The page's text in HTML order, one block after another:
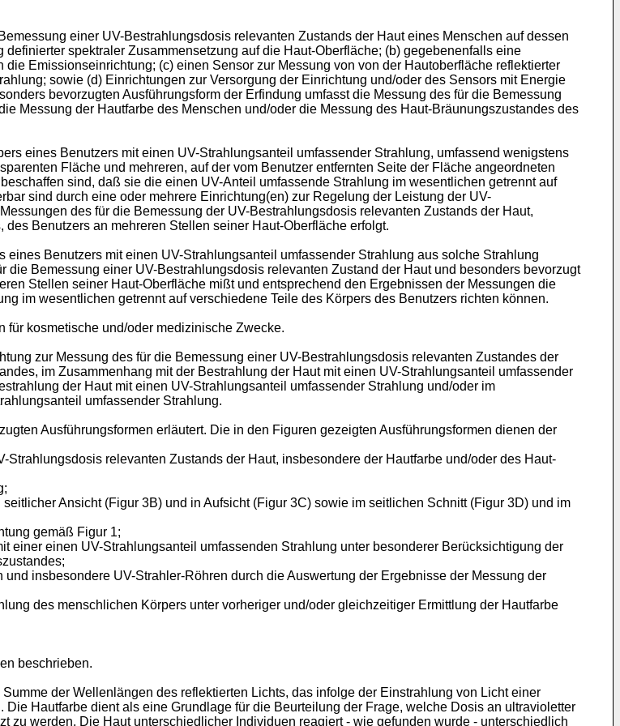
einer UV-Bestrahlungsdosis relevanten Zustands der Haut eines Menschen auf dessen
spektraler Zusammensetzung auf die Haut-Oberfläche; (b) gegebenenfalls eine
Emissionseinrichtung; (c) einen Sensor zur Messung von von der Hautoberfläche reflektierter
sowie (d) Einrichtungen zur Versorgung der Einrichtung und/oder des Sensors mit Energie
bevorzugten Ausführungsform der Erfindung umfasst die Messung des für die Bemessung
Messung der Hautfarbe des Menschen und/oder die Messung des Haut-Bräunungszustandes des
eines Benutzers mit einen UV-Strahlungsanteil umfassender Strahlung, umfassend wenigstens
Fläche und mehreren, auf der vom Benutzer entfernten Seite der Fläche angeordneten
sind, daß sie die einen UV-Anteil umfassende Strahlung im wesentlichen getrennt auf
sind durch eine oder mehrere Einrichtung(en) zur Regelung der Leistung der UV-
des für die Bemessung der UV-Bestrahlungsdosis relevanten Zustands der Haut,
Benutzers an mehreren Stellen seiner Haut-Oberfläche erfolgt.
Benutzers mit einen UV-Strahlungsanteil umfassender Strahlung aus solche Strahlung
Bemessung einer UV-Bestrahlungsdosis relevanten Zustand der Haut und besonders bevorzugt
Stellen seiner Haut-Oberfläche mißt und entsprechend den Ergebnissen der Messungen die
im wesentlichen getrennt auf verschiedene Teile des Körpers des Benutzers richten können.
für kosmetische und/oder medizinische Zwecke.
zur Messung des für die Bemessung einer UV-Bestrahlungsdosis relevanten Zustandes der
im Zusammenhang mit der Bestrahlung der Haut mit einen UV-Strahlungsanteil umfassender
der Haut mit einen UV-Strahlungsanteil umfassender Strahlung und/oder im
umfassender Strahlung.
Ausführungsformen erläutert. Die in den Figuren gezeigten Ausführungsformen dienen der
relevanten Zustands der Haut, insbesondere der Hautfarbe und/oder des Haut-
Ansicht (Figur 3B) und in Aufsicht (Figur 3C) sowie im seitlichen Schnitt (Figur 3D) und im
gemäß Figur 1;
einer einen UV-Strahlungsanteil umfassenden Strahlung unter besonderer Berücksichtigung der
insbesondere UV-Strahler-Röhren durch die Auswertung der Ergebnisse der Messung der
des menschlichen Körpers unter vorheriger und/oder gleichzeitiger Ermittlung der Hautfarbe
beschrieben.
der Wellenlängen des reflektierten Lichts, das infolge der Einstrahlung von Licht einer
Hautfarbe dient als eine Grundlage für die Beurteilung der Frage, welche Dosis an ultravioletter
zu werden. Die Haut unterschiedlicher Individuen reagiert - wie gefunden wurde - unterschiedlich